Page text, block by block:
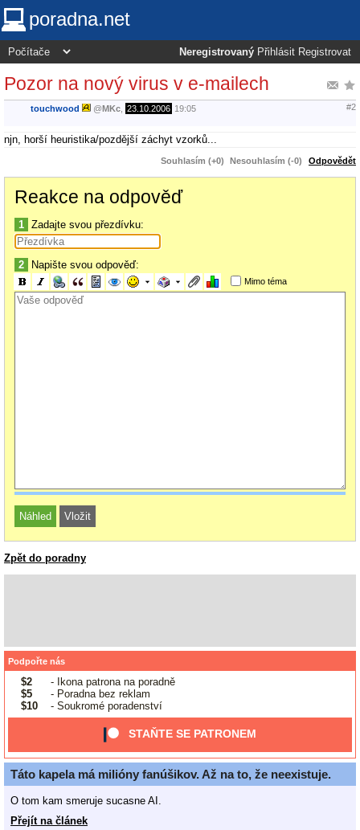
poradna.net
Neregistrovaný Přihlásit Registrovat
Pozor na nový virus v e-mailech
touchwood @MKc 23.10.2006 19:05 #2
njn, horší heuristika/pozdější záchyt vzorků...
Souhlasím (+0) Nesouhlasím (-0) Odpovědět
Reakce na odpověď
1 Zadajte svou přezdívku:
2 Napište svou odpověď:
Mimo téma
Zpět do poradny
Podpořte nás
$2
- Ikona patrona na poradně
$5
- Poradna bez reklam
$10
- Soukromé poradenství
STAŇTE SE PATRONEM
Táto kapela má milióny fanúšikov. Až na to, že neexistuje.
O tom kam smeruje sucasne AI.
Přejít na článek